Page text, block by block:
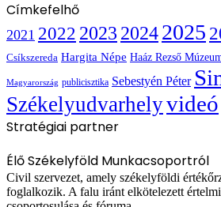
Címkefelhő
2021 2022 2023 20242025
Csíkszereda Hargita Népe Haáz Rezső
Magyarország publicisztika Sebestyén Péter
Székelyudvarhelyvideó
Stratégiai partner
Élő Székelyföld Munkacsoportról
Civil szervezet, amely székelyföldi
foglalkozik. A falu iránt elkötelezett